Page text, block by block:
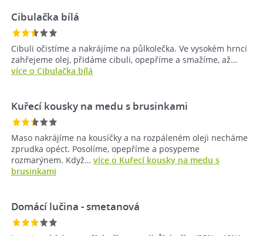
Cibulačka bílá
Cibuli očistíme a nakrájíme na půlkolečka. Ve vysokém hrnci
zahřejeme olej, přidáme cibuli, opepříme a smažíme, až…
více o Cibulačka bílá
Kuřecí kousky na medu s brusinkami
Maso nakrájíme na kousíčky a na rozpáleném oleji necháme
zprudka opéct. Posolíme, opepříme a posypeme
rozmarýnem. Když… více o Kuřecí kousky na medu s
brusinkami
Domácí lučina - smetanová